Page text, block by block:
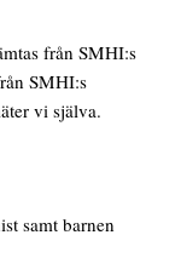
från SMHI:s
SMHI:s
vi själva.
samt barnen